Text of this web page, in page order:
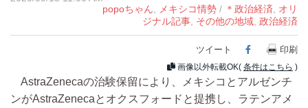
popoちゃん
メキシコ情勢 / ＊政治経済
オリ
ジナル記事 その他の地域 政治経済
ツイート Facebook
印刷
画像以外転載OK( 条件はこちら )
AstraZenecaの治験保留により、メキシコとアルゼンチ
ンがAstraZenecaとオクスフォードと提携し、ラテンアメ